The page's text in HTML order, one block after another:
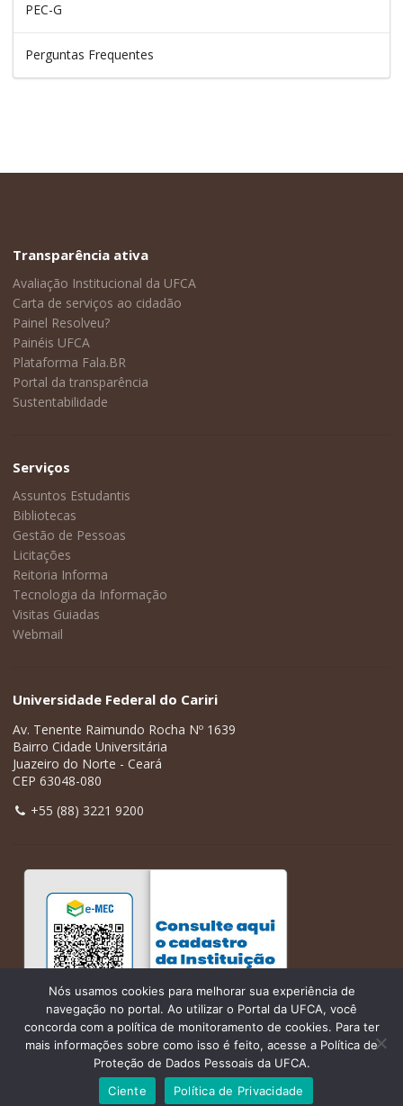
PEC-G
Perguntas Frequentes
Transparência ativa
Avaliação Institucional da UFCA
Carta de serviços ao cidadão
Painel Resolveu?
Painéis UFCA
Plataforma Fala.BR
Portal da transparência
Sustentabilidade
Serviços
Assuntos Estudantis
Bibliotecas
Gestão de Pessoas
Licitações
Reitoria Informa
Tecnologia da Informação
Visitas Guiadas
Webmail
Universidade Federal do Cariri
Av. Tenente Raimundo Rocha Nº 1639
Bairro Cidade Universitária
Juazeiro do Norte - Ceará
CEP 63048-080
+55 (88) 3221 9200
Nós usamos cookies para melhorar sua experiência de
navegação no portal. Ao utilizar o Portal da UFCA, você
concorda com a política de monitoramento de cookies. Para ter
mais informações sobre como isso é feito, acesse a Política de
Proteção de Dados Pessoais da UFCA.
Ciente
Política de Privacidade